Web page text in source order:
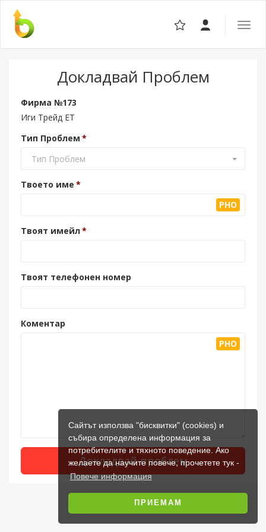
Сайтът използва "бисквитки" (cookies) и
събира определена информация за
потребителите и тяхното поведение. Ако
желаете да научите повече, прочетете тук -
Повече информация
ПРИЕМАМ
Докладвай Проблем
Фирма №173
Иги Трейд ET
Тип Проблем
Тип Проблем
Твоето име
PHO
Твоят имейл
Твоят телефонен номер
Коментар
PHO
Докладвай проблем